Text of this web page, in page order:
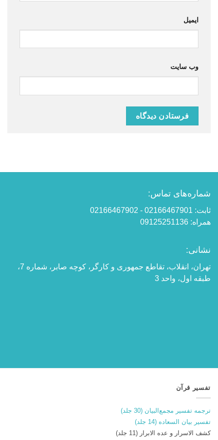
ایمیل
وب‌ سایت
شماره‌های تماس:
ثابت: 02166467901 - 02166467902
همراه: 09125251136
نشانی:
تهران، انقلاب، تقاطع جمهوری و کارگر، کوچه صابر، شماره 7،
طبقه اول، واحد 3
تفسیر قرآن
ترجمه تفسیر مجمع‌البیان (30 جلد)
تفسیر بیان السعاده (14 جلد)
کشف الاسرار و عده الابرار (11 جلد)